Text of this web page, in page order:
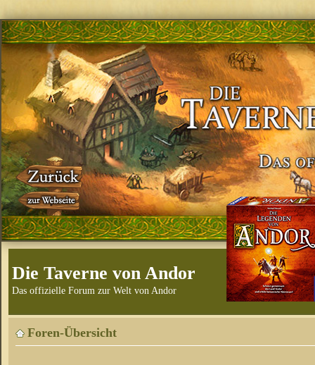
Die Taverne von Andor
Das offizielle Forum zur Welt von Andor
Foren-Übersicht